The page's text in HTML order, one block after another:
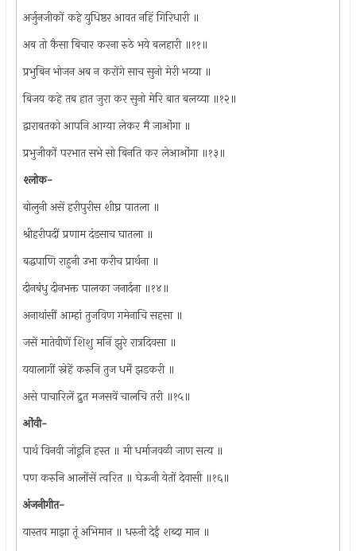
अर्जुनजीकों कहे युधिष्ठर आवत नहिं गिरिधारी ॥
अब तो कैसा बिचार करना रुठे भये बलहारी ॥११॥
प्रभुबिन भोजन अब न करोंगे साच सुनो मेरी भय्या ॥
बिजय कहे तब हात जुरा कर सुनो मेरि बात बलय्या ॥१२॥
द्वाराबतको आपनि आग्या लेकर मै जाओंगा ॥
प्रभुजीकों परभात सभे सो बिनति कर लेआओंगा ॥१३॥
श्लोक-
बोलुनी असें हरीपुरीस शीघ्र पातला ॥
श्रीहरीपदीं प्रणाम दंडसाच घातला ॥
बद्धपाणि राहुनी उभा करीच प्रार्थना ॥
दीनबंधु दीनभक्त पालका जनार्दना ॥१४॥
अनाथांसीं आम्हां तुजविण गमेनाचि सहसा ॥
जसें मातेवीणें शिशु मनिं झुरे रात्रदिवसा ॥
ययालागीं स्नेहें करुनि तुज धर्में झडकरी ॥
असे पाचारिलें द्रुत मजसवें चालचि तरी ॥१५॥
ओंवी-
पार्थ विनवी जोडूनि हस्त ॥ मी धर्माजवळी जाण सत्य ॥
पण करुनि आलोंसें त्वरित ॥ घेऊनी येतों देवासी ॥१६॥
अंजनीगीत-
यास्तव माझा तूं अभिमान ॥ धरुनी देईं शब्दा मान ॥